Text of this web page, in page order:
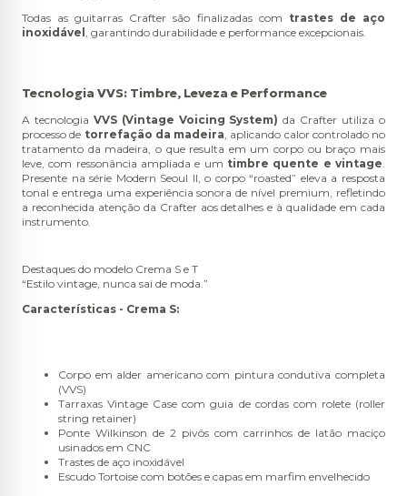
Todas as guitarras Crafter são finalizadas com trastes de aço
inoxidável
, garantindo durabilidade e performance excepcionais.
Tecnologia VVS: Timbre, Leveza e Performance
A tecnologia VVS (Vintage Voicing System) da Crafter utiliza o
processo de torrefação da madeira , aplicando calor controlado no
tratamento da madeira, o que resulta em um corpo ou braço mais
leve, com ressonância ampliada e um timbre quente e vintage
Presente na série Modern Seoul II, o corpo “roasted” eleva a resposta
tonal e entrega uma experiência sonora de nível premium, refletindo
a reconhecida atenção da Crafter aos detalhes e à qualidade em cada
instrumento.
Destaques do modelo Crema S e T
“Estilo vintage, nunca sai de moda.”
Características - Crema S:
Corpo em alder americano com pintura condutiva completa
(VVS)
Tarraxas Vintage Case com guia de cordas com rolete (roller
string retainer)
Ponte Wilkinson de 2 pivôs com carrinhos de latão maciço
usinados em CNC
Trastes de aço inoxidável
Escudo Tortoise com botões e capas em marfim envelhecido